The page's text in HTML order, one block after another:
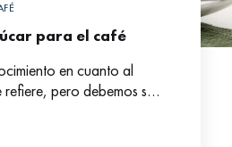
para el café
en cuanto al
pero debemos ser